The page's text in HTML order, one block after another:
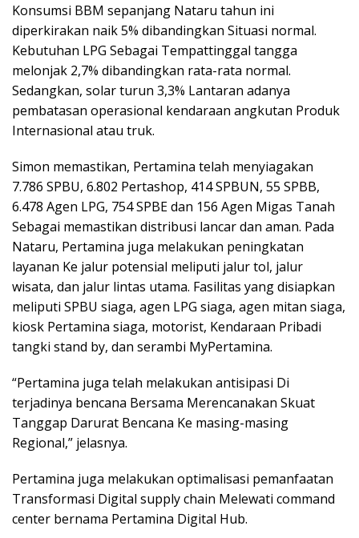
Konsumsi BBM sepanjang Nataru tahun ini
diperkirakan naik 5% dibandingkan Situasi normal.
Kebutuhan LPG Sebagai Tempattinggal tangga
melonjak 2,7% dibandingkan rata-rata normal.
Sedangkan, solar turun 3,3% Lantaran adanya
pembatasan operasional kendaraan angkutan Produk
Internasional atau truk.
Simon memastikan, Pertamina telah menyiagakan
7.786 SPBU, 6.802 Pertashop, 414 SPBUN, 55 SPBB,
6.478 Agen LPG, 754 SPBE dan 156 Agen Migas Tanah
Sebagai memastikan distribusi lancar dan aman. Pada
Nataru, Pertamina juga melakukan peningkatan
layanan Ke jalur potensial meliputi jalur tol, jalur
wisata, dan jalur lintas utama. Fasilitas yang disiapkan
meliputi SPBU siaga, agen LPG siaga, agen mitan siaga,
kiosk Pertamina siaga, motorist, Kendaraan Pribadi
tangki stand by, dan serambi MyPertamina.
“Pertamina juga telah melakukan antisipasi Di
terjadinya bencana Bersama Merencanakan Skuat
Tanggap Darurat Bencana Ke masing-masing
Regional,” jelasnya.
Pertamina juga melakukan optimalisasi pemanfaatan
Transformasi Digital supply chain Melewati command
center bernama Pertamina Digital Hub.